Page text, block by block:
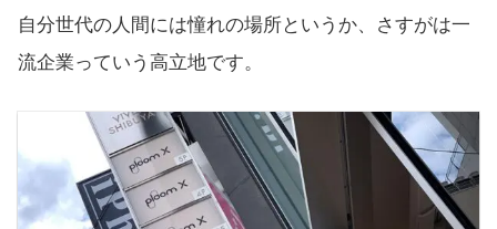
自分世代の人間には憧れの場所というか、さすがは一
流企業っていう高立地です。